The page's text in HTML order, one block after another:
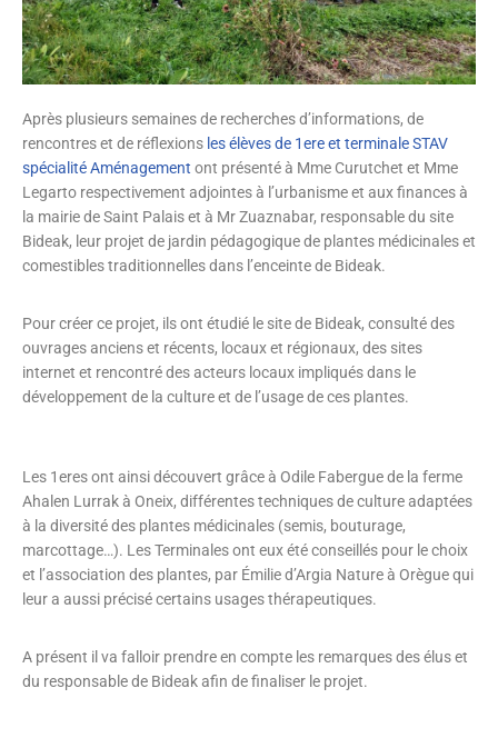
Après plusieurs semaines de recherches d’informations, de
rencontres et de réflexions les élèves de 1ere et terminale STAV
spécialité Aménagement ont présenté à Mme Curutchet et Mme
Legarto respectivement adjointes à l’urbanisme et aux finances à
la mairie de Saint Palais et à Mr Zuaznabar, responsable du site
Bideak, leur projet de jardin pédagogique de plantes médicinales et
comestibles traditionnelles dans l’enceinte de Bideak.
Pour créer ce projet, ils ont étudié le site de Bideak, consulté des
ouvrages anciens et récents, locaux et régionaux, des sites
internet et rencontré des acteurs locaux impliqués dans le
développement de la culture et de l’usage de ces plantes.
Les 1eres ont ainsi découvert grâce à Odile Fabergue de la ferme
Ahalen Lurrak à Oneix, différentes techniques de culture adaptées
à la diversité des plantes médicinales (semis, bouturage,
marcottage…). Les Terminales ont eux été conseillés pour le choix
et l’association des plantes, par Émilie d’Argia Nature à Orègue qui
leur a aussi précisé certains usages thérapeutiques.
A présent il va falloir prendre en compte les remarques des élus et
du responsable de Bideak afin de finaliser le projet.